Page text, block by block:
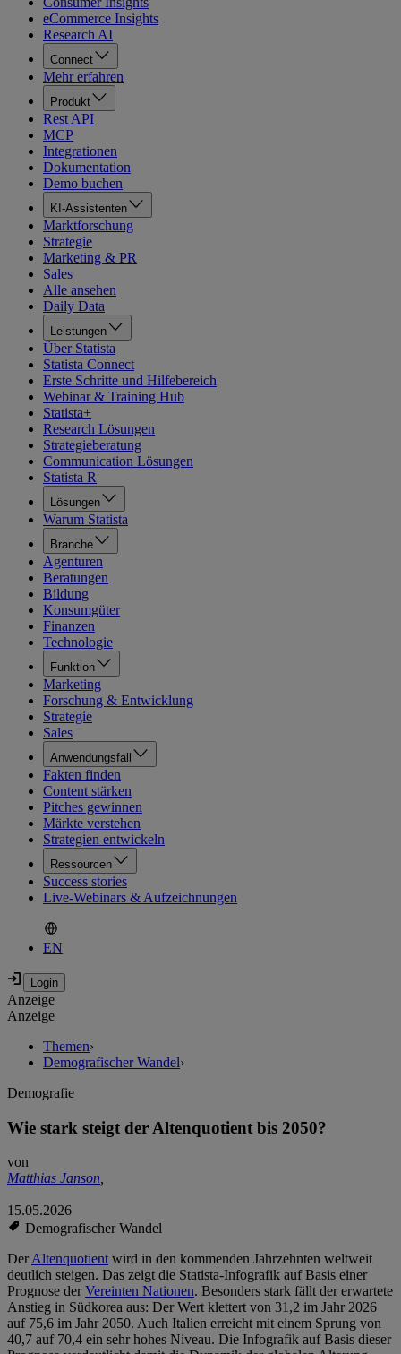
eCommerce Insights
Research AI
Connect
Mehr erfahren
Produkt
Rest API
MCP
Integrationen
Dokumentation
Demo buchen
KI-Assistenten
Marktforschung
Strategie
Marketing & PR
Sales
Alle ansehen
Daily Data
Leistungen
Über Statista
Statista Connect
Erste Schritte und Hilfebereich
Webinar & Training Hub
Statista+
Research Lösungen
Strategieberatung
Communication Lösungen
Statista R
Lösungen
Warum Statista
Branche
Agenturen
Beratungen
Bildung
Konsumgüter
Finanzen
Technologie
Funktion
Marketing
Forschung & Entwicklung
Strategie
Sales
Anwendungsfall
Fakten finden
Content stärken
Pitches gewinnen
Märkte verstehen
Strategien entwickeln
Ressourcen
Success stories
Live-Webinars & Aufzeichnungen
EN
Anzeige
Anzeige
Themen›
Demografischer Wandel›
Demografie
Wie stark steigt der Altenquotient bis 2050?
von
Matthias Janson,
15.05.2026
Demografischer Wandel
DerAltenquotientwird in den kommenden Jahrzehnten weltweit
deutlich steigen. Das zeigt die Statista-Infografik auf Basis einer
Prognose derVereinten Nationen. Besonders stark fällt der erwartete
Anstieg in Südkorea aus: Der Wert klettert von 31,2 im Jahr 2026
auf 75,6 im Jahr 2050. Auch Italien erreicht mit einem Sprung von
40,7 auf 70,4 ein sehr hohes Niveau. Die Infografik auf Basis dieser